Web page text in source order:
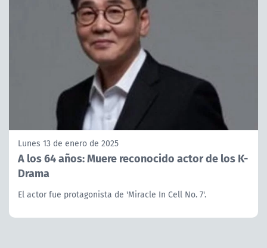
Lunes 13 de enero de 2025
A los 64 años: Muere reconocido actor de los K-
Drama
El actor fue protagonista de 'Miracle In Cell No. 7'.